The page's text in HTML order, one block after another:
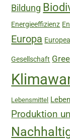
Bildung
Energieeffizienz
Europa
Gesellschaft
Lebensmittel
Produktion